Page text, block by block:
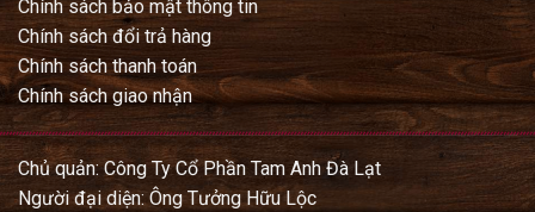
Chính sách bảo mật thông tin
Chính sách đổi trả hàng
Chính sách thanh toán
Chính sách giao nhận
Chủ quản: Công Ty Cổ Phần Tam Anh Đà Lạt
Người đại diện: Ông Tưởng Hữu Lộc